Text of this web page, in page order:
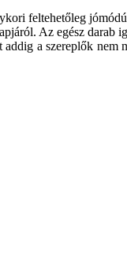
feltehetőleg
Az egész
a szereplők nem